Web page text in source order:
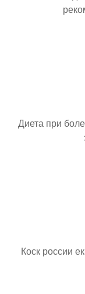
Диета при
Коск россии